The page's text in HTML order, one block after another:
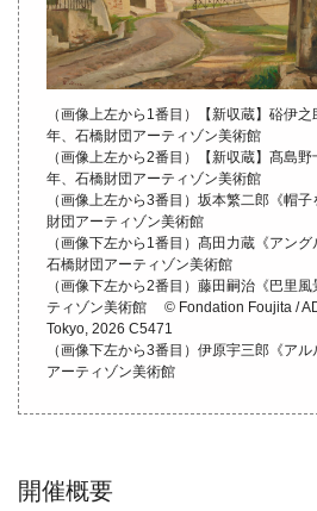
（画像上左から1番目）【新収蔵】硲伊
年、石橋財団アーティゾン美術館
（画像上左から2番目）【新収蔵】髙島
年、石橋財団アーティゾン美術館
（画像上左から3番目）坂本繁二郎《帽
財団アーティゾン美術館
（画像下左から1番目）髙田力蔵《アン
石橋財団アーティゾン美術館
（画像下左から2番目）藤田嗣治《巴里
ティゾン美術館 © Fondation Foujita /
Tokyo, 2026 C5471
（画像下左から3番目）伊原宇三郎《ア
アーティゾン美術館
開催概要